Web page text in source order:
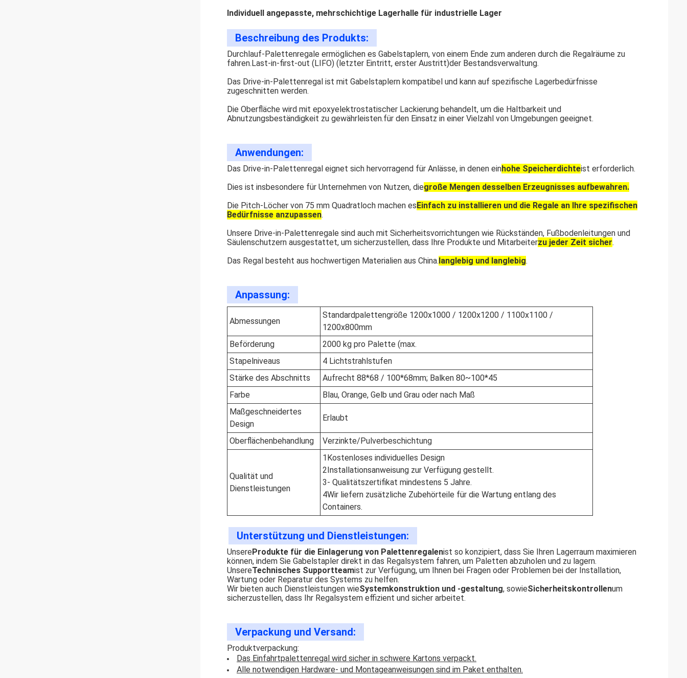
Individuell angepasste, mehrschichtige Lagerhalle für industrielle Lager
Beschreibung des Produkts:
Durchlauf-Palettenregale ermöglichen es Gabelstaplern, von einem Ende zum anderen durch die Regalräume zu
fahren.Last-in-first-out (LIFO) (letzter Eintritt, erster Austritt)der Bestandsverwaltung.
Das Drive-in-Palettenregal ist mit Gabelstaplern kompatibel und kann auf spezifische Lagerbedürfnisse
zugeschnitten werden.
Die Oberfläche wird mit epoxyelektrostatischer Lackierung behandelt, um die Haltbarkeit und
Abnutzungsbeständigkeit zu gewährleisten.für den Einsatz in einer Vielzahl von Umgebungen geeignet.
Anwendungen:
Das Drive-in-Palettenregal eignet sich hervorragend für Anlässe, in denen einhohe Speicherdichteist erforderlich.
Dies ist insbesondere für Unternehmen von Nutzen, diegroße Mengen desselben Erzeugnisses aufbewahren.
Die Pitch-Löcher von 75 mm Quadratloch machen esEinfach zu installieren und die Regale an Ihre spezifischen
Bedürfnisse anzupassen.
Unsere Drive-in-Palettenregale sind auch mit Sicherheitsvorrichtungen wie Rückständen, Fußbodenleitungen und
Säulenschutzern ausgestattet, um sicherzustellen, dass Ihre Produkte und Mitarbeiterzu jeder Zeit sicher.
Das Regal besteht aus hochwertigen Materialien aus China.langlebig und langlebig.
Anpassung:
Abmessungen
Standardpalettengröße 1200x1000 / 1200x1200 / 1100x1100 /
1200x800mm
Beförderung
2000 kg pro Palette (max.
Stapelniveaus
4 Lichtstrahlstufen
Stärke des Abschnitts
Aufrecht 88*68 / 100*68mm; Balken 80~100*45
Farbe
Blau, Orange, Gelb und Grau oder nach Maß
Maßgeschneidertes
Design
Erlaubt
Oberflächenbehandlung Verzinkte/Pulverbeschichtung
Qualität und
Dienstleistungen
1Kostenloses individuelles Design
2Installationsanweisung zur Verfügung gestellt.
3- Qualitätszertifikat mindestens 5 Jahre.
4Wir liefern zusätzliche Zubehörteile für die Wartung entlang des
Containers.
Unterstützung und Dienstleistungen:
UnsereProdukte für die Einlagerung von Palettenregalenist so konzipiert, dass Sie Ihren Lagerraum maximieren
können, indem Sie Gabelstapler direkt in das Regalsystem fahren, um Paletten abzuholen und zu lagern.
UnsereTechnisches Supportteamist zur Verfügung, um Ihnen bei Fragen oder Problemen bei der Installation,
Wartung oder Reparatur des Systems zu helfen.
Wir bieten auch Dienstleistungen wieSystemkonstruktion und -gestaltung, sowieSicherheitskontrollenum
sicherzustellen, dass Ihr Regalsystem effizient und sicher arbeitet.
Verpackung und Versand:
Produktverpackung:
Das Einfahrtpalettenregal wird sicher in schwere Kartons verpackt.
Alle notwendigen Hardware- und Montageanweisungen sind im Paket enthalten.